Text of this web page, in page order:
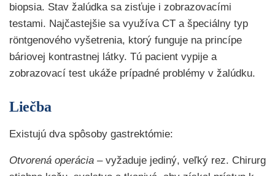
biopsia. Stav žalúdka sa zisťuje i zobrazovacími
testami. Najčastejšie sa využíva CT a špeciálny typ
röntgenového vyšetrenia, ktorý funguje na princípe
báriovej kontrastnej látky. Tú pacient vypije a
zobrazovací test ukáže prípadné problémy v žalúdku.
Liečba
Existujú dva spôsoby gastrektómie:
Otvorená operácia –vyžaduje jediný, veľký rez. Chirurg